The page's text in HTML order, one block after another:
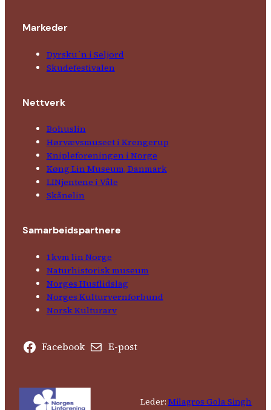
Markeder
Dyrsku´n i Seljord
Skude­fes­tivalen
Nettverk
Bohuslin
Hørvævs­museet i Krengerup
Kniple­foreningen i Norge
Køng Lin Museum, Danmark
LINjentene i Våle
Skånelin
Samarbeids­partnere
1kvm lin Norge
Natur­his­torisk­ museum
Norges Husflids­lag
Norges Kultur­vern­forbund
Norsk Kulturarv
Facebook E-post
Leder: Milagros Gola Singh